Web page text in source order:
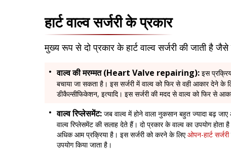
हार्ट वाल्व सर्जरी के प्रकार
मुख्य रूप से दो प्रकार के हार्ट वाल्व सर्जरी की जाती है
वाल्व की मरम्मत (Heart Valve repairing): इस
बचाया जा सकता है। इस सर्जरी में वाल्व को फिर से वही आकार देने के
डीकैल्सीफिकेशन, इत्यादि। इस सर्जरी की मदद से वाल्व को फिर से
वाल्व रिप्लेसमेंट: जब वाल्व में होने वाला नुकसान बहुत ज्यादा बढ़
वाल्व रिप्लेसमेंट की सलाह देते हैं। दो प्रकार के वाल्व का उपयोग होता
अधिक आम प्रक्रिया है। इस सर्जरी को करने के लिएओपन-हार्ट सर्जरी
उपयोग किया जाता है।